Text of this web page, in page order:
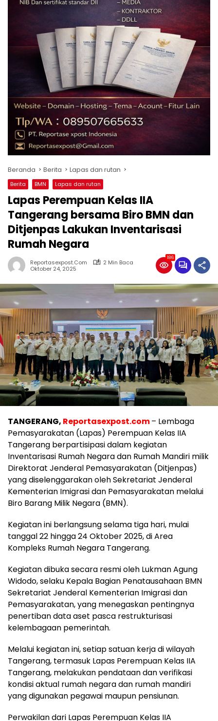
Beranda Berita Lapas dan rutan
Berita BMN Lapas dan rutan
Lapas Perempuan Kelas IIA
Tangerang bersama Biro BMN dan
Ditjenpas Lakukan Inventarisasi
Rumah Negara
Reportasexpost.com
2 Min Baca
Oktober 24, 2025
186
TANGERANG, Reportasexpost.com– Lembaga
Pemasyarakatan (Lapas) Perempuan Kelas IIA
Tangerang berpartisipasi dalam kegiatan
Inventarisasi Rumah Negara dan Rumah Mandiri milik
Direktorat Jenderal Pemasyarakatan (Ditjenpas)
yang diselenggarakan oleh Sekretariat Jenderal
Kementerian Imigrasi dan Pemasyarakatan melalui
Biro Barang Milik Negara (BMN).
Kegiatan ini berlangsung selama tiga hari, mulai
tanggal 22 hingga 24 Oktober 2025, di Area
Kompleks Rumah Negara Tangerang.
Kegiatan dibuka secara resmi oleh Lukman Agung
Widodo, selaku Kepala Bagian Penatausahaan BMN
Sekretariat Jenderal Kementerian Imigrasi dan
Pemasyarakatan, yang menegaskan pentingnya
penertiban data aset pasca restrukturisasi
kelembagaan pemerintah.
Melalui kegiatan ini, setiap satuan kerja di wilayah
Tangerang, termasuk Lapas Perempuan Kelas IIA
Tangerang, melakukan pendataan dan verifikasi
kondisi aktual rumah negara dan rumah mandiri
yang digunakan pegawai maupun pensiunan.
Perwakilan dari Lapas Perempuan Kelas IIA